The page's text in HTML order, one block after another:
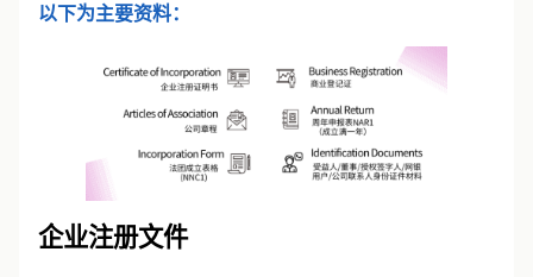
以下为主要资料：
企业注册文件